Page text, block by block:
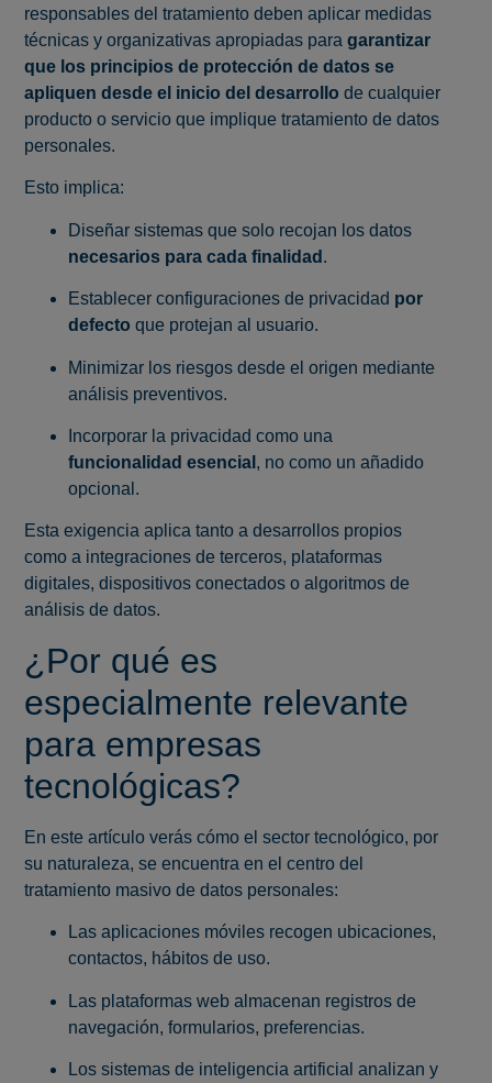
responsables del tratamiento deben aplicar medidas
técnicas y organizativas apropiadas para garantizar
que los principios de protección de datos se
apliquen desde el inicio del desarrollo de cualquier
producto o servicio que implique tratamiento de datos
personales.
Esto implica:
Diseñar sistemas que solo recojan los datos
necesarios para cada finalidad .
Establecer configuraciones de privacidad por
defecto que protejan al usuario.
Minimizar los riesgos desde el origen mediante
análisis preventivos.
Incorporar la privacidad como una
funcionalidad esencial , no como un añadido
opcional.
Esta exigencia aplica tanto a desarrollos propios
como a integraciones de terceros, plataformas
digitales, dispositivos conectados o algoritmos de
análisis de datos.
¿Por qué es
especialmente relevante
para empresas
tecnológicas?
En este artículo verás cómo el sector tecnológico, por
su naturaleza, se encuentra en el centro del
tratamiento masivo de datos personales:
Las aplicaciones móviles recogen ubicaciones,
contactos, hábitos de uso.
Las plataformas web almacenan registros de
navegación, formularios, preferencias.
Los sistemas de inteligencia artificial analizan y